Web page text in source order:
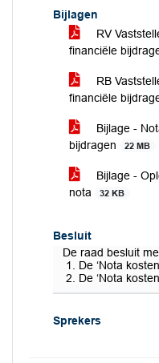
Bijlagen
RV
financiële
RB
financiële
Bijlage -
bijdragen
22 MB
Bijlage -
nota
32 KB
Besluit
De raad besluit
De ‘Nota
De ‘Nota
Sprekers